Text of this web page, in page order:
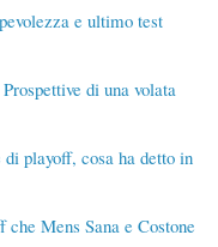
e ultimo test
di una volata
di playoff, cosa ha detto in
Mens Sana e Costone